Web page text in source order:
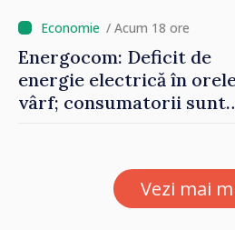
/ Acum 18 ore
Energocom: Deficit de
energie electrică în
vârf; consumatorii sunt
Vezi mai